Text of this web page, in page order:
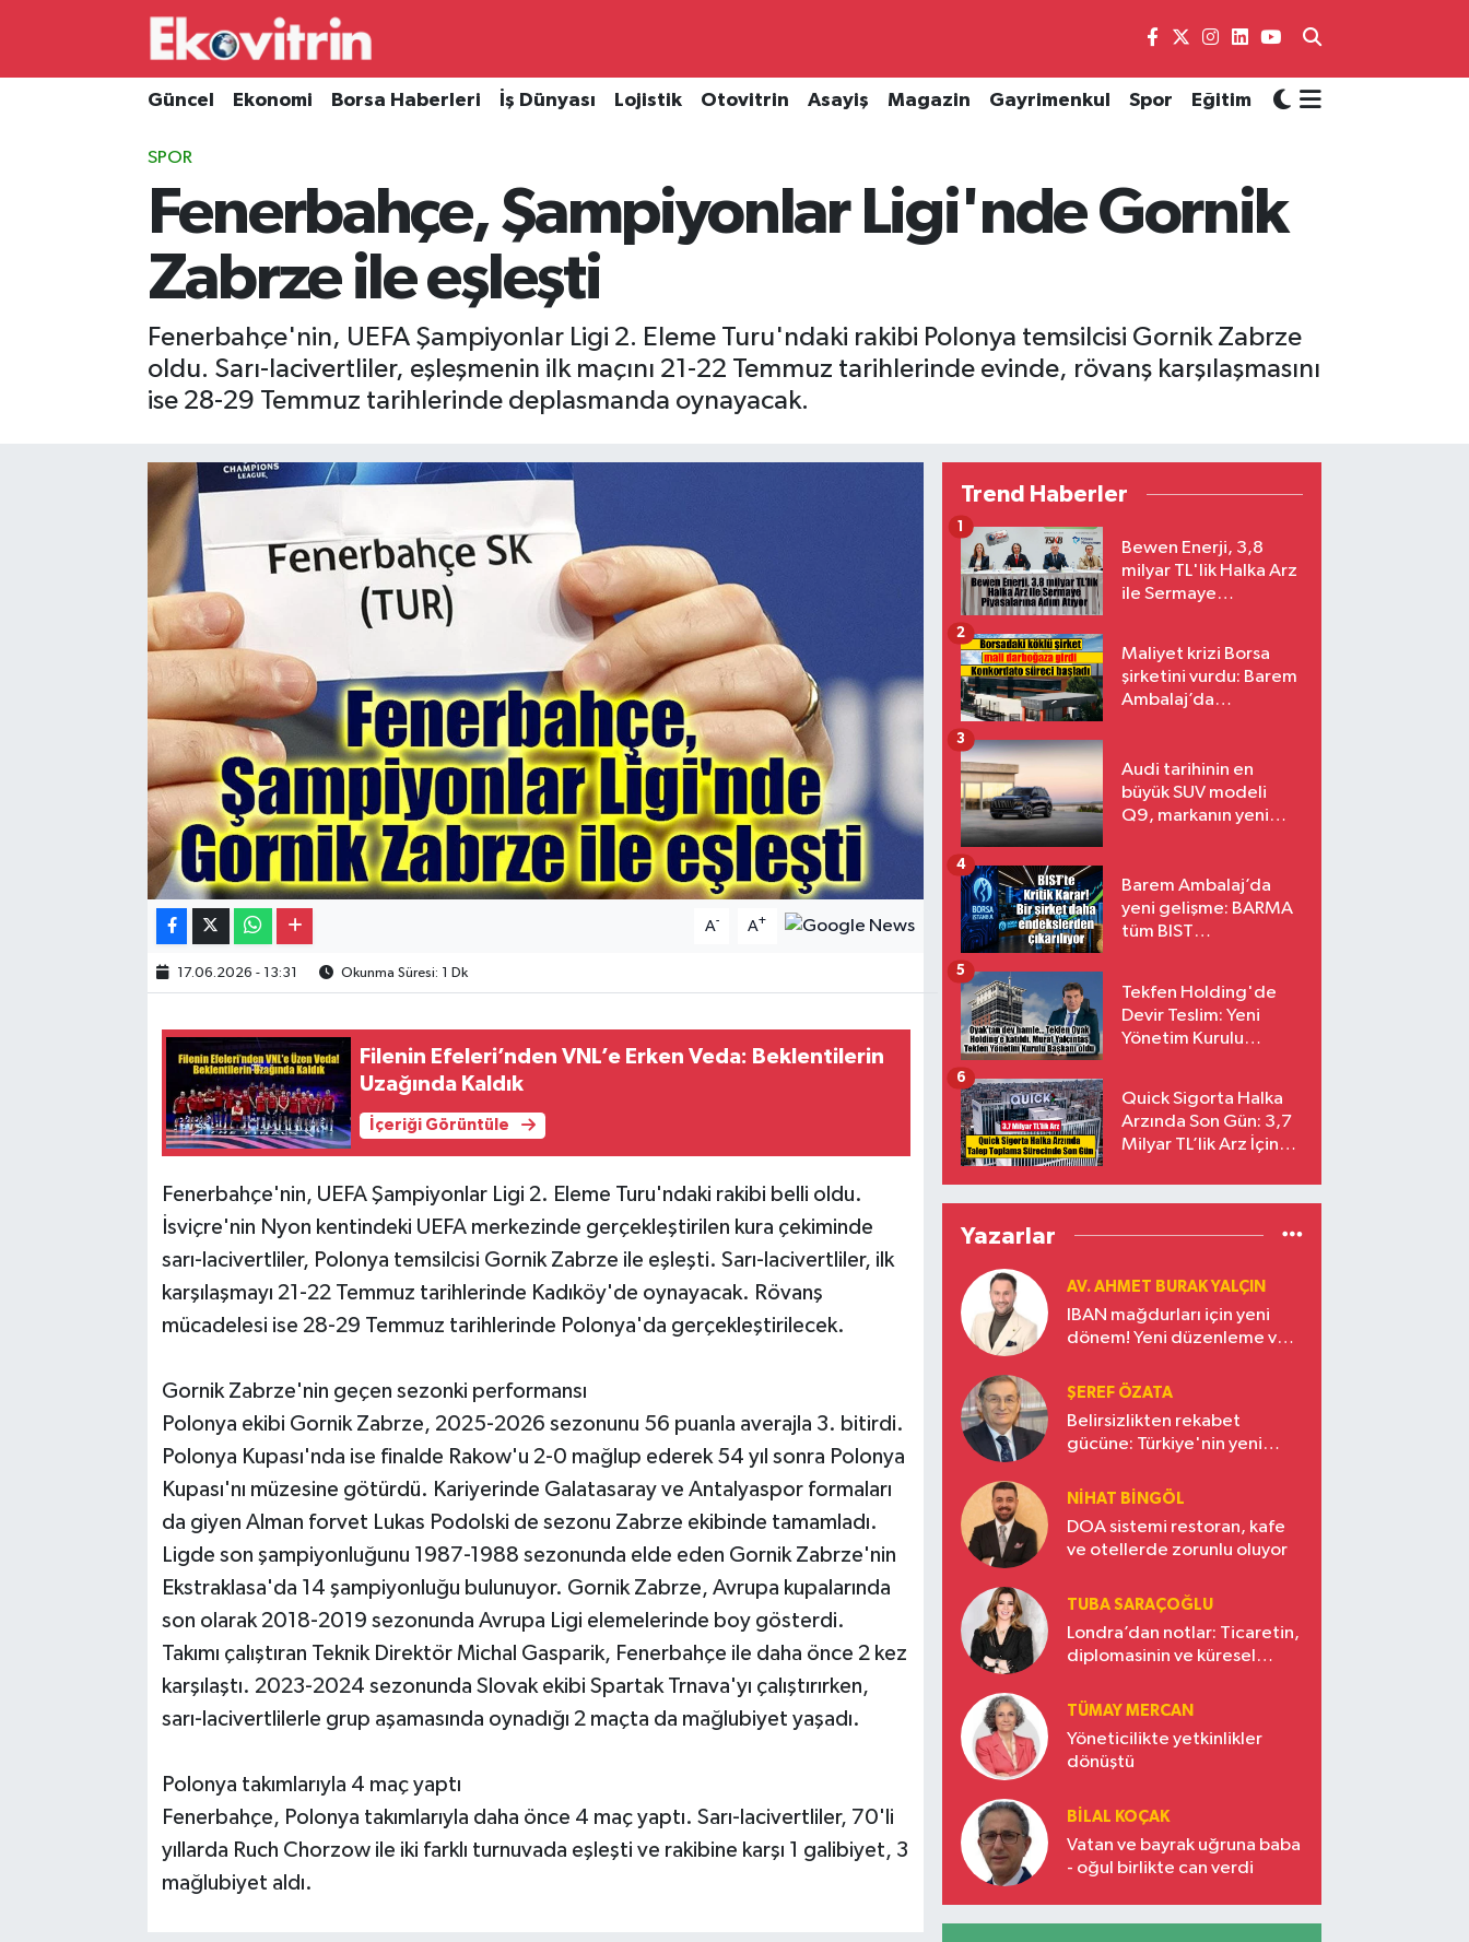
Güncel Ekonomi Borsa Haberleri İş Dünyası Lojistik Otovitrin Asayiş Magazin Gayrimenkul Spor Eğitim
SPOR
Fenerbahçe, Şampiyonlar Ligi'nde Gornik
Zabrze ile eşleşti
Fenerbahçe'nin, UEFA Şampiyonlar Ligi 2. Eleme Turu'ndaki rakibi Polonya temsilcisi Gornik Zabrze
oldu. Sarı-lacivertliler, eşleşmenin ilk maçını 21-22 Temmuz tarihlerinde evinde, rövanş karşılaşmasını
ise 28-29 Temmuz tarihlerinde deplasmanda oynayacak.
A- A+
17.06.2026 - 13:31 Okunma Süresi: 1 Dk
Filenin Efeleri’nden VNL’e Erken Veda: Beklentilerin
Uzağında Kaldık
İçeriği Görüntüle
Fenerbahçe'nin, UEFA Şampiyonlar Ligi 2. Eleme Turu'ndaki rakibi belli oldu.
İsviçre'nin Nyon kentindeki UEFA merkezinde gerçekleştirilen kura çekiminde
sarı-lacivertliler, Polonya temsilcisi Gornik Zabrze ile eşleşti. Sarı-lacivertliler, ilk
karşılaşmayı 21-22 Temmuz tarihlerinde Kadıköy'de oynayacak. Rövanş
mücadelesi ise 28-29 Temmuz tarihlerinde Polonya'da gerçekleştirilecek.
Gornik Zabrze'nin geçen sezonki performansı
Polonya ekibi Gornik Zabrze, 2025-2026 sezonunu 56 puanla averajla 3. bitirdi.
Polonya Kupası'nda ise finalde Rakow'u 2-0 mağlup ederek 54 yıl sonra Polonya
Kupası'nı müzesine götürdü. Kariyerinde Galatasaray ve Antalyaspor formaları
da giyen Alman forvet Lukas Podolski de sezonu Zabrze ekibinde tamamladı.
Ligde son şampiyonluğunu 1987-1988 sezonunda elde eden Gornik Zabrze'nin
Ekstraklasa'da 14 şampiyonluğu bulunuyor. Gornik Zabrze, Avrupa kupalarında
son olarak 2018-2019 sezonunda Avrupa Ligi elemelerinde boy gösterdi.
Takımı çalıştıran Teknik Direktör Michal Gasparik, Fenerbahçe ile daha önce 2 kez
karşılaştı. 2023-2024 sezonunda Slovak ekibi Spartak Trnava'yı çalıştırırken,
sarı-lacivertlilerle grup aşamasında oynadığı 2 maçta da mağlubiyet yaşadı.
Polonya takımlarıyla 4 maç yaptı
Fenerbahçe, Polonya takımlarıyla daha önce 4 maç yaptı. Sarı-lacivertliler, 70'li
yıllarda Ruch Chorzow ile iki farklı turnuvada eşleşti ve rakibine karşı 1 galibiyet, 3
mağlubiyet aldı.
Trend Haberler
Bewen Enerji, 3,8
milyar TL'lik Halka Arz
ile Sermaye
1
Maliyet krizi Borsa
şirketini vurdu: Barem
Ambalaj’da
2
Audi tarihinin en
büyük SUV modeli
Q9, markanın yeni
3
Barem Ambalaj’da
yeni gelişme: BARMA
tüm BIST
4
Tekfen Holding'de
Devir Teslim: Yeni
Yönetim Kurulu
5
Quick Sigorta Halka
Arzında Son Gün: 3,7
Milyar TL’lik Arz İçin
Eriyor
6
Yazarlar
AV. AHMET BURAK YALÇIN
IBAN mağdurları için yeni
dönem! Yeni düzenleme ve
ŞEREF ÖZATA
Belirsizlikten rekabet
gücüne: Türkiye'nin yeni
NIHAT BINGÖL
DOA sistemi restoran, kafe
ve otellerde zorunlu oluyor
TUBA SARAÇOĞLU
Londra’dan notlar: Ticaretin,
diplomasinin ve küresel
Türkiye’nin yükselen gücü
TÜMAY MERCAN
Yöneticilikte yetkinlikler
dönüştü
BILAL KOÇAK
Vatan ve bayrak uğruna baba
- oğul birlikte can verdi
Güncel
Borsa Haberleri
Gayrimenkul
Hava Durumu
Süper Lig Puan Durumu ve Fikstür
Tüm Manşetler
Son Dakika Haberleri
Haber Arşivi